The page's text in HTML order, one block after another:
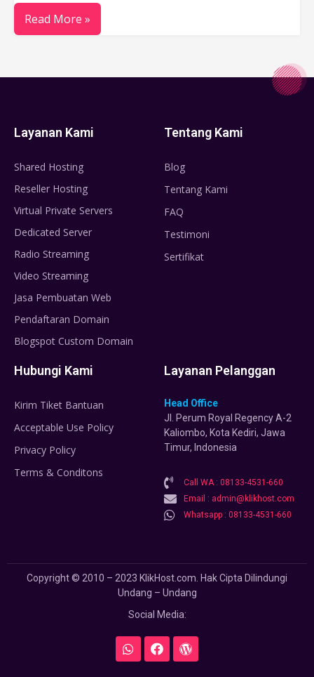
Read More »
Layanan Kami
Shared Hosting
Reseller Hosting
Virtual Private Servers
Dedicated Server
Radio Streaming
Video Streaming
Jasa Pembuatan Web
Pendaftaran Domain
Blogspot Custom Domain
Tentang Kami
Blog
Tentang Kami
FAQ
Testimoni
Sertifikat
Hubungi Kami
Kirim Tiket Bantuan
Acceptable Use Policy
Privacy Policy
Terms & Conditons
Layanan Pelanggan
Head Office
Jl. Perum Royal Regency A-2
Kaliombo, Kota Kediri, Jawa
Timur, Indonesia
Call WA : 08133-4531-660
Email : admin@klikhost.com
Whatsapp : 08133-4531-660
Copyright © 2010 – 2023 KlikHost.com. Hak Cipta Dilindungi
Undang – Undang
Social Media: